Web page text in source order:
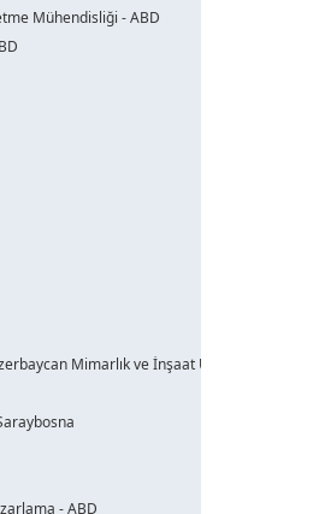
Mühendisliği - ABD
Mimarlık ve İnşaat Üni.
- ABD